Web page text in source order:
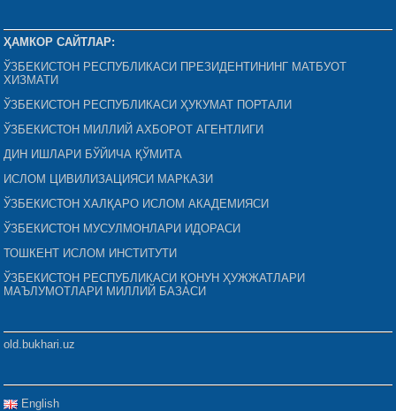
ҲАМКОР САЙТЛАР:
ЎЗБЕКИСТОН РЕСПУБЛИКАСИ ПРЕЗИДЕНТИНИНГ МАТБУОТ
ХИЗМАТИ
ЎЗБЕКИСТОН РЕСПУБЛИКАСИ ҲУКУМАТ ПОРТАЛИ
ЎЗБЕКИСТОН МИЛЛИЙ АХБОРОТ АГЕНТЛИГИ
ДИН ИШЛАРИ БЎЙИЧА ҚЎМИТА
ИСЛОМ ЦИВИЛИЗАЦИЯСИ МАРКАЗИ
ЎЗБЕКИСТОН ХАЛҚАРО ИСЛОМ АКАДЕМИЯСИ
ЎЗБЕКИСТОН МУСУЛМОНЛАРИ ИДОРАСИ
ТОШКЕНТ ИСЛОМ ИНСТИТУТИ
ЎЗБЕКИСТОН РЕСПУБЛИКАСИ ҚОНУН ҲУЖЖАТЛАРИ
МАЪЛУМОТЛАРИ МИЛЛИЙ БАЗАСИ
old.bukhari.uz
English